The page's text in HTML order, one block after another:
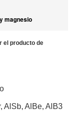
magnesio
el producto de
AlSb, AlBe, AlB3